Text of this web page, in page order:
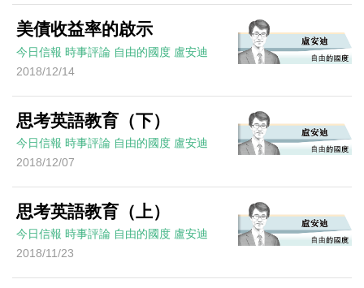
美債收益率的啟示
今日信報 時事評論 自由的國度 盧安迪
2018/12/14
思考英語教育（下）
今日信報 時事評論 自由的國度 盧安迪
2018/12/07
思考英語教育（上）
今日信報 時事評論 自由的國度 盧安迪
2018/11/23